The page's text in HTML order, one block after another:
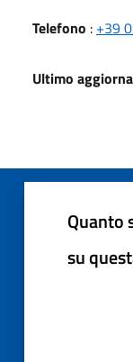
Telefono : +39
Ultimo
Quanto
su